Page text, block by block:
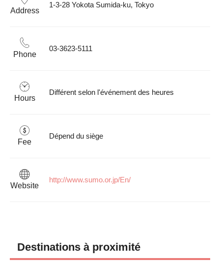
Address
1-3-28 Yokota Sumida-ku, Tokyo
Phone
03-3623-5111
Hours
Différent selon l'événement des heures
Fee
Dépend du siège
Website
http://www.sumo.or.jp/En/
Destinations à proximité